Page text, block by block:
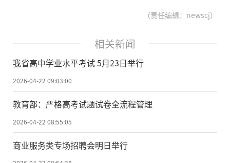
（责任编辑：newscj）
相关新闻
我省高中学业水平考试 5月23日举行
2026-04-22 09:03:00
教育部：严格高考试题试卷全流程管理
2026-04-22 08:55:05
商业服务类专场招聘会明日举行